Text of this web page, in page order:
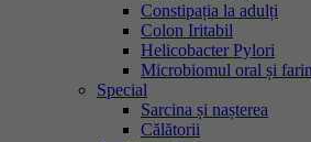
Constipația la adulți
Colon Iritabil
Helicobacter Pylori
Microbiomul oral și
Special
Sarcina și nașterea
Călătorii